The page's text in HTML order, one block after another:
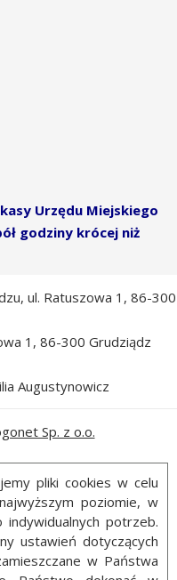
Urzędu Miejskiego
godziny krócej niż
ul. Ratuszowa 1, 86-300
1, 86-300 Grudziądz
Augustynowicz
Sp. z o.o.
pliki cookies w celu
poziomie, w
potrzeb.
ustawień dotyczących
w Państwa